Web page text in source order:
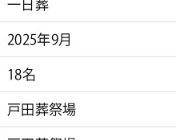
一日葬
2025年9月
18名
戸田葬祭場